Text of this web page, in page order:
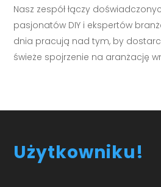
Nasz zespół łączy
pasjonatów DIY i ekspertów
dnia pracują nad tym, by
świeże spojrzenie na aranżację
Użytkowniku!